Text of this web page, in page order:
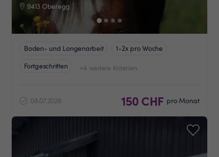
9413 Oberegg
Boden- und Longenarbeit
1-2x pro Woche
Fortgeschritten
+4 weitere Kriterien
08.07.2026 150 CHF pro Monat